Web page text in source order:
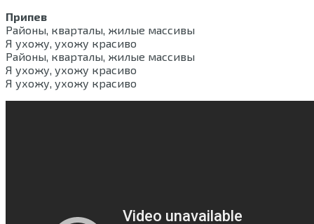
Припев
Районы, кварталы, жилые массивы
Я ухожу, ухожу красиво
Районы, кварталы, жилые массивы
Я ухожу, ухожу красиво
Я ухожу, ухожу красиво